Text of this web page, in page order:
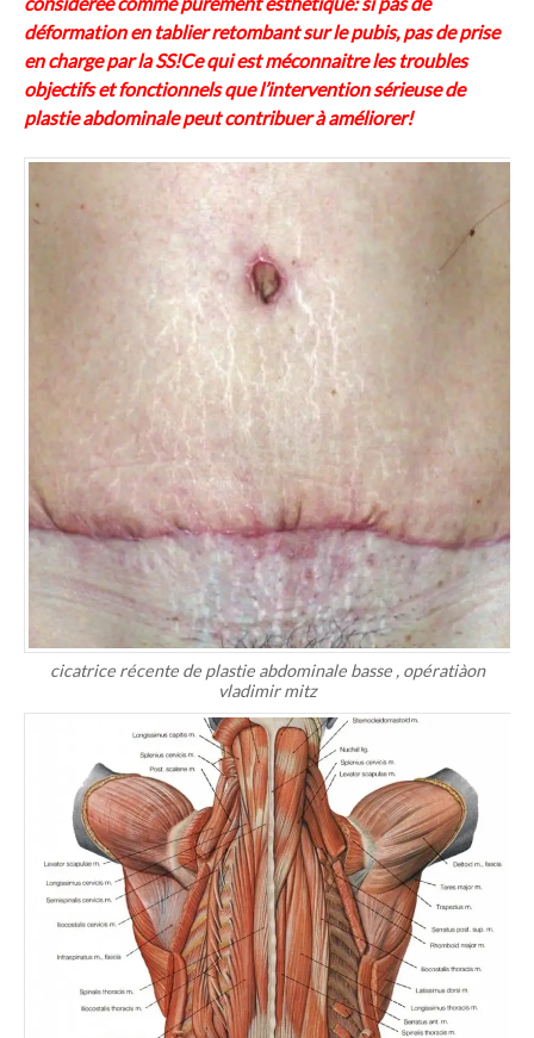
déformation en tablier retombant sur le pubis, pas de prise
en charge par la SS!Ce qui est méconnaitre les troubles
objectifs et fonctionnels que l’intervention sérieuse de
plastie abdominale peut contribuer à améliorer!
cicatrice récente de plastie abdominale basse , opératiàon
vladimir mitz